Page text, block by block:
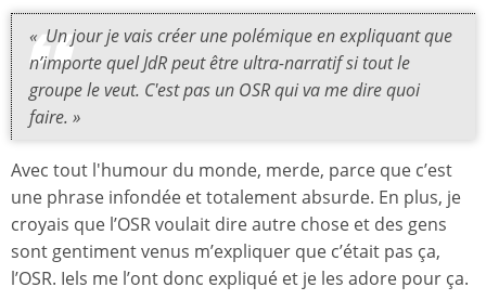
« Un jour je vais créer une polémique en expliquant que
n’importe quel JdR peut être ultra-narratif si tout le
groupe le veut. C'est pas un OSR qui va me dire quoi
faire. »
Avec tout l'humour du monde, merde, parce que c’est
une phrase infondée et totalement absurde. En plus, je
croyais que l’OSR voulait dire autre chose et des gens
sont gentiment venus m’expliquer que c’était pas ça,
l’OSR. Iels me l’ont donc expliqué et je les adore pour ça.